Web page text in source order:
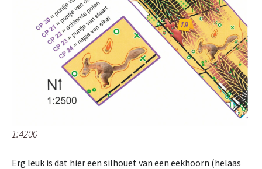
1:4200
Erg leuk is dat hier een silhouet van een eekhoorn (helaas